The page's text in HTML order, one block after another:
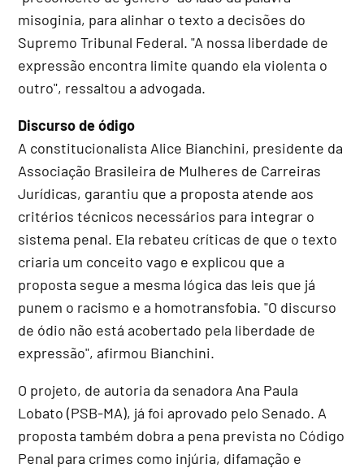
misoginia, para alinhar o texto a decisões do
Supremo Tribunal Federal. "A nossa liberdade de
expressão encontra limite quando ela violenta o
outro", ressaltou a advogada.
Discurso de ódigo
A constitucionalista Alice Bianchini, presidente da
Associação Brasileira de Mulheres de Carreiras
Jurídicas, garantiu que a proposta atende aos
critérios técnicos necessários para integrar o
sistema penal. Ela rebateu críticas de que o texto
criaria um conceito vago e explicou que a
proposta segue a mesma lógica das leis que já
punem o racismo e a homotransfobia. "O discurso
de ódio não está acobertado pela liberdade de
expressão", afirmou Bianchini.
O projeto, de autoria da senadora Ana Paula
Lobato (PSB-MA), já foi aprovado pelo Senado. A
proposta também dobra a pena prevista no Código
Penal para crimes como injúria, difamação e